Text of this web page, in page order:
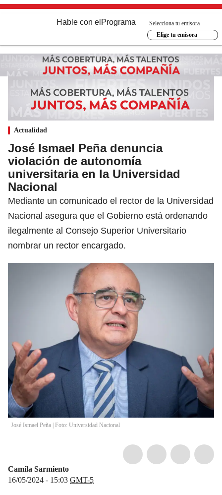
Hable con el Programa
Selecciona tu emisora
Elige tu emisora
Actualidad
José Ismael Peña denuncia
violación de autonomía
universitaria en la Universidad
Nacional
Mediante un comunicado el rector de la Universidad
Nacional asegura que el Gobierno está ordenando
ilegalmente al Consejo Superior Universitario
nombrar un rector encargado.
José Ismael Peña | Foto: Universidad Nacional
Camila Sarmiento
16/05/2024 - 15:03 GMT-5